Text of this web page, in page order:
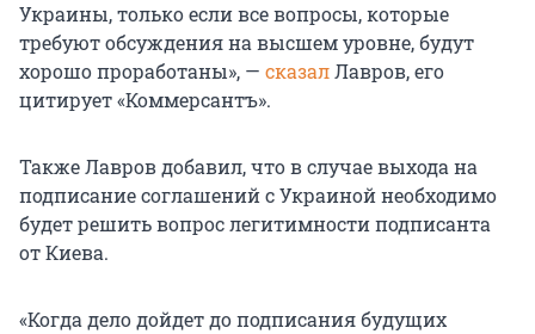
Украины, только если все вопросы, которые
требуют обсуждения на высшем уровне, будут
хорошо проработаны», — сказалЛавров, его
цитирует «Коммерсантъ».
Также Лавров добавил, что в случае выхода на
подписание соглашений с Украиной необходимо
будет решить вопрос легитимности подписанта
от Киева.
«Когда дело дойдет до подписания будущих